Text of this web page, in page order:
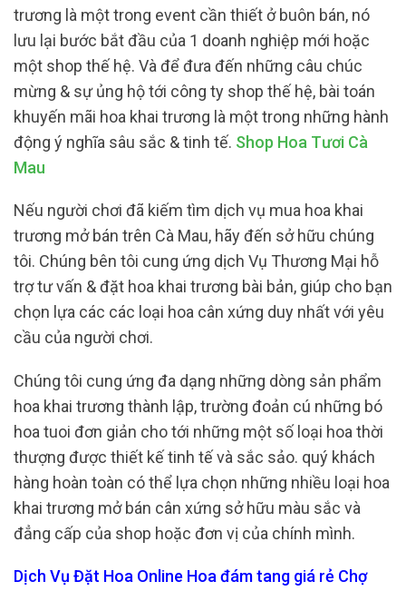
trương là một trong event cần thiết ở buôn bán, nó
lưu lại bước bắt đầu của 1 doanh nghiệp mới hoặc
một shop thế hệ. Và để đưa đến những câu chúc
mừng & sự ủng hộ tới công ty shop thế hệ, bài toán
khuyến mãi hoa khai trương là một trong những hành
động ý nghĩa sâu sắc & tinh tế. Shop Hoa Tươi Cà
Mau
Nếu người chơi đã kiếm tìm dịch vụ mua hoa khai
trương mở bán trên Cà Mau, hãy đến sở hữu chúng
tôi. Chúng bên tôi cung ứng dịch Vụ Thương Mại hỗ
trợ tư vấn & đặt hoa khai trương bài bản, giúp cho bạn
chọn lựa các các loại hoa cân xứng duy nhất với yêu
cầu của người chơi.
Chúng tôi cung ứng đa dạng những dòng sản phẩm
hoa khai trương thành lập, trường đoản cú những bó
hoa tuoi đơn giản cho tới những một số loại hoa thời
thượng được thiết kế tinh tế và sắc sảo. quý khách
hàng hoàn toàn có thể lựa chọn những nhiều loại hoa
khai trương mở bán cân xứng sở hữu màu sắc và
đẳng cấp của shop hoặc đơn vị của chính mình.
Dịch Vụ Đặt Hoa Online Hoa đám tang giá rẻ Chợ